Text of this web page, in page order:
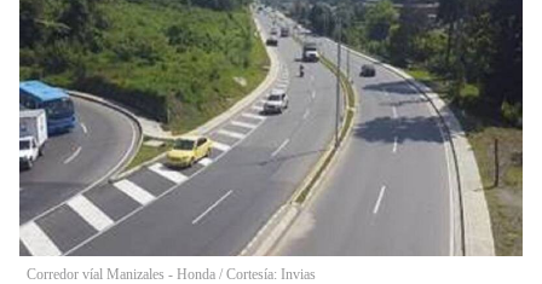
Corredor víal Manizales - Honda / Cortesía: Invias